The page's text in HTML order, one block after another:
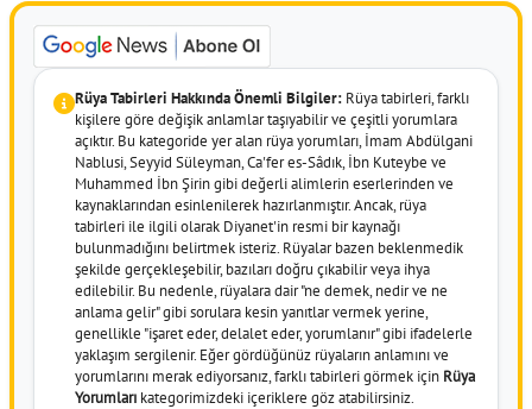
Rüya Tabirleri Hakkında Önemli Bilgiler: Rüya tabirleri, farklı
kişilere göre değişik anlamlar taşıyabilir ve çeşitli yorumlara
açıktır. Bu kategoride yer alan rüya yorumları, İmam Abdülgani
Nablusi, Seyyid Süleyman, Ca'fer es-Sâdık, İbn Kuteybe ve
Muhammed İbn Şirin gibi değerli alimlerin eserlerinden ve
kaynaklarından esinlenilerek hazırlanmıştır. Ancak, rüya
tabirleri ile ilgili olarak Diyanet'in resmi bir kaynağı
bulunmadığını belirtmek isteriz. Rüyalar bazen beklenmedik
şekilde gerçekleşebilir, bazıları doğru çıkabilir veya ihya
edilebilir. Bu nedenle, rüyalara dair "ne demek, nedir ve ne
anlama gelir" gibi sorulara kesin yanıtlar vermek yerine,
genellikle "işaret eder, delalet eder, yorumlanır" gibi ifadelerle
yaklaşım sergilenir. Eğer gördüğünüz rüyaların anlamını ve
yorumlarını merak ediyorsanız, farklı tabirleri görmek için Rüya
Yorumları kategorimizdeki içeriklere göz atabilirsiniz.